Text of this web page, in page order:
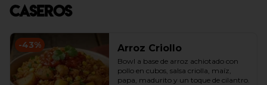
Caseros
-43% Arroz Criollo
Bowl a base de arroz achiotado con
pollo en cubos, salsa criolla, maíz,
papa, madurito y un toque de cilantro.